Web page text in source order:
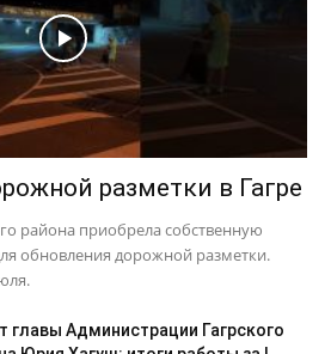
разметки в Гагре
района приобрела собственную
обновления дорожной разметки.
главы Администрации Гагрского